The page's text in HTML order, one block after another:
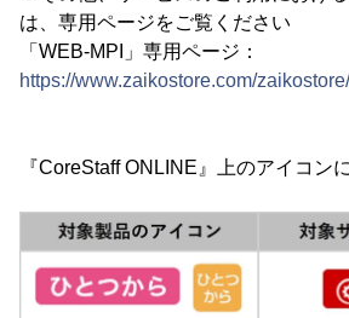
は、専用ページをご覧ください
「WEB-MPI」専用ページ：
https://www.zaikostore.com/
『CoreStaff ONLINE』上のアイコン